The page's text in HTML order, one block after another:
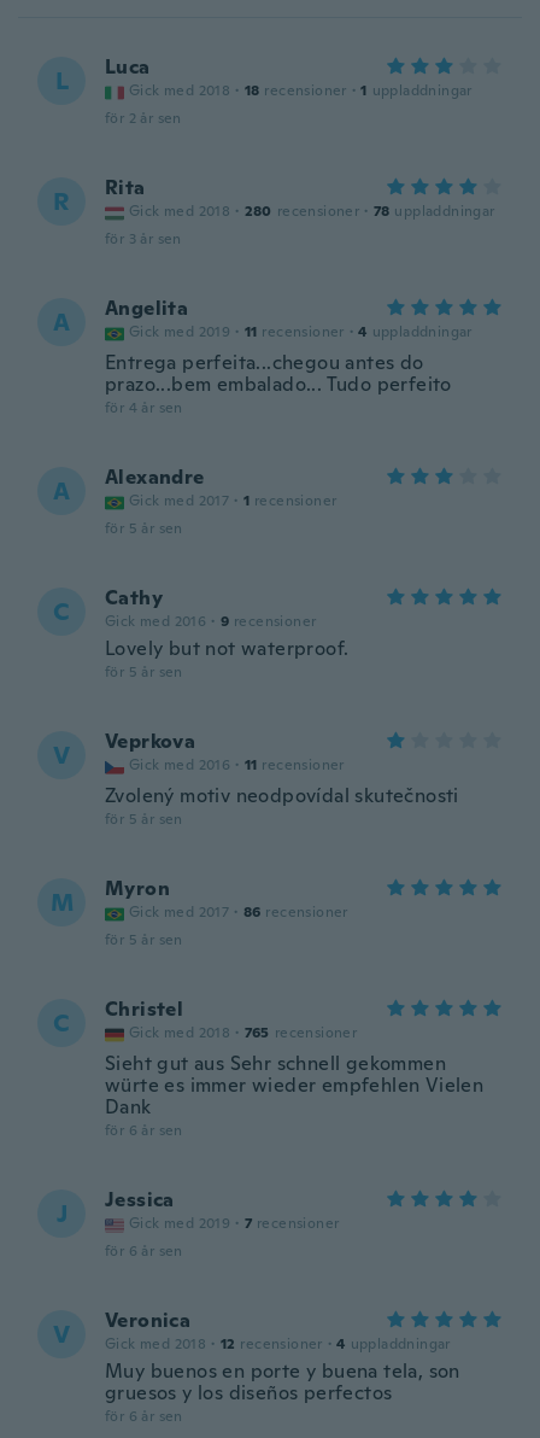
L Luca
Gick med 2018 · 18 recensioner · 1 uppladdningar
för 2 år sen
R Rita
Gick med 2018 · 280 recensioner · 78 uppladdningar
för 3 år sen
A Angelita
Gick med 2019 · 11 recensioner · 4 uppladdningar
Entrega perfeita...chegou antes do
prazo...bem embalado... Tudo perfeito
för 4 år sen
A Alexandre
Gick med 2017 · 1 recensioner
för 5 år sen
C Cathy
Gick med 2016 · 9 recensioner
Lovely but not waterproof.
för 5 år sen
V Veprkova
Gick med 2016 · 11 recensioner
Zvolený motiv neodpovídal skutečnosti
för 5 år sen
M Myron
Gick med 2017 · 86 recensioner
för 5 år sen
C Christel
Gick med 2018 · 765 recensioner
Sieht gut aus Sehr schnell gekommen
würte es immer wieder empfehlen Vielen
Dank
för 6 år sen
J Jessica
Gick med 2019 · 7 recensioner
för 6 år sen
V Veronica
Gick med 2018 · 12 recensioner · 4 uppladdningar
Muy buenos en porte y buena tela, son
gruesos y los diseños perfectos
för 6 år sen